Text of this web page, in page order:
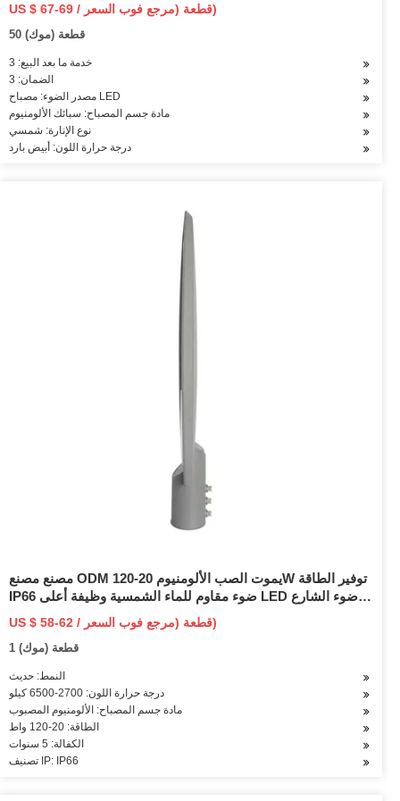
US $ 67-69 / قطعة (مرجع فوب السعر)
50 قطعة (موك)
خدمة ما بعد البيع: 3
الضمان: 3
مصدر الضوء: مصباح LED
مادة جسم المصباح: سبائك الألومنيوم
نوع الإنارة: شمسي
درجة حرارة اللون: أبيض بارد
مصنع مصنع ODM يموت الصب الألومنيوم 20-120W توفير الطاقة
IP66 ضوء مقاوم للماء الشمسية وظيفة أعلى LED ضوء الشارع
LED حديقة ضوء الإسكان للحديقة
US $ 58-62 / قطعة (مرجع فوب السعر)
1 قطعة (موك)
النمط: حديث
درجة حرارة اللون: 2700-6500 كيلو
مادة جسم المصباح: الألومنيوم المصبوب
الطاقة: 20-120 واط
الكفالة: 5 سنوات
تصنيف IP: IP66